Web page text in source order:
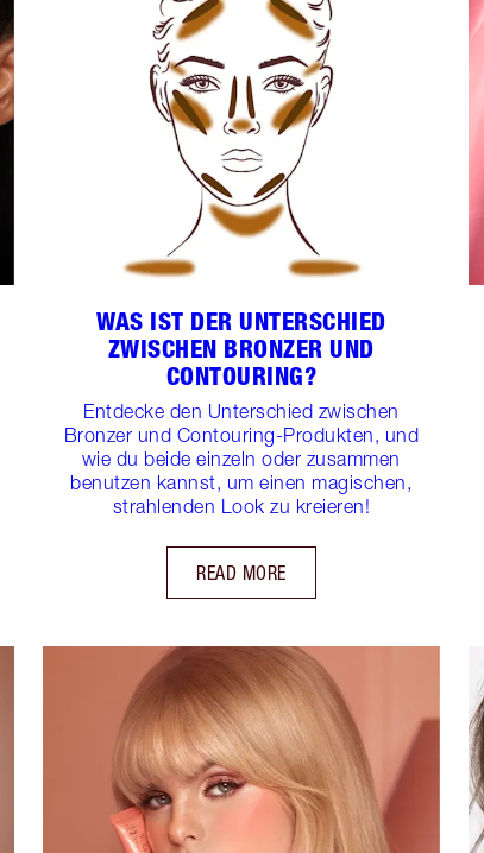
WAS IST DER UNTERSCHIED
ZWISCHEN BRONZER UND
CONTOURING?
Entdecke den Unterschied zwischen
Bronzer und Contouring-Produkten, und
wie du beide einzeln oder zusammen
benutzen kannst, um einen magischen,
strahlenden Look zu kreieren!
READ MORE